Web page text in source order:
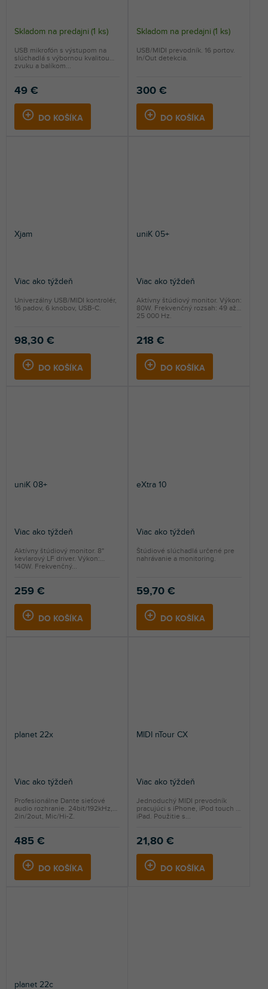
Skladom na predajni (1 ks)
49 €
DO KOŠÍKA
USB mikrofón s výstupom na
slúchadlá s výbornou kvalitou
zvuku a balíkom...
Skladom na predajni (1 ks)
300 €
DO KOŠÍKA
USB/MIDI prevodník. 16 portov.
In/Out detekcia.
Xjam
Viac ako týždeň
98,30 €
DO KOŠÍKA
Univerzálny USB/MIDI kontrolér,
16 padov, 6 knobov, USB-C.
uniK 05+
Viac ako týždeň
218 €
DO KOŠÍKA
Aktívny štúdiový monitor. Výkon:
80W. Frekvenčný rozsah: 49 až
25 000 Hz.
uniK 08+
Viac ako týždeň
259 €
DO KOŠÍKA
Aktívny štúdiový monitor. 8"
kevlarový LF driver. Výkon:
140W. Frekvenčný...
eXtra 10
Viac ako týždeň
59,70 €
DO KOŠÍKA
Štúdiové slúchadlá určené pre
nahrávanie a monitoring.
planet 22x
Viac ako týždeň
485 €
DO KOŠÍKA
Profesionálne Dante sieťové
audio rozhranie. 24bit/192kHz,
2in/2out, Mic/Hi-Z.
MIDI nTour CX
Viac ako týždeň
21,80 €
DO KOŠÍKA
Jednoduchý MIDI prevodník
pracujúci s iPhone, iPod touch a
iPad. Použitie s...
planet 22c